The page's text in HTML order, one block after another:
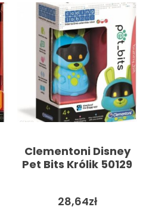
Clementoni Disney
Pet Bits Królik 50129
28,64zł